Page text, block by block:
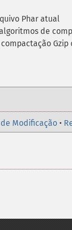
Phar atual
de
Gzip
Modificação •